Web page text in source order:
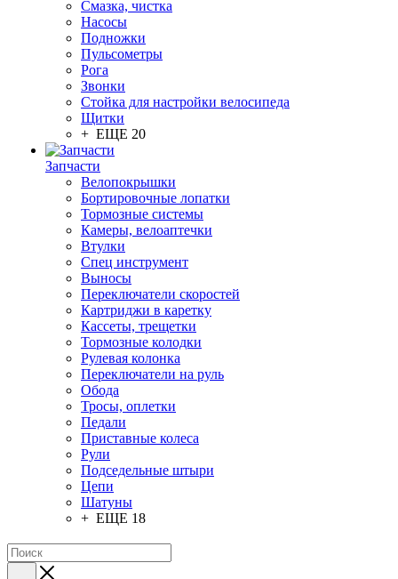
Смазка, чистка
Насосы
Подножки
Пульсометры
Рога
Звонки
Стойка для настройки велосипеда
Щитки
+ ЕЩЕ 20
Запчасти
Велопокрышки
Бортировочные лопатки
Тормозные системы
Камеры, велоаптечки
Втулки
Спец инструмент
Выносы
Переключатели скоростей
Картриджи в каретку
Кассеты, трещетки
Тормозные колодки
Рулевая колонка
Переключатели на руль
Обода
Тросы, оплетки
Педали
Приставные колеса
Рули
Подседельные штыри
Цепи
Шатуны
+ ЕЩЕ 18